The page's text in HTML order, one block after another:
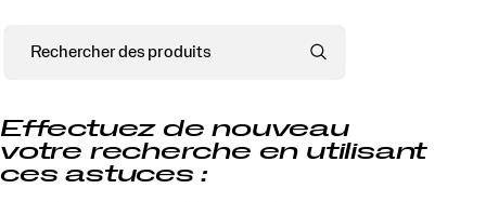
Effectuez de nouveau
votre recherche en utilisant
ces astuces :